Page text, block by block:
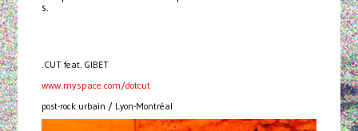
s.
.CUT feat. GIBET
www.myspace.com/dotcut
post-rock urbain / Lyon-Montréal